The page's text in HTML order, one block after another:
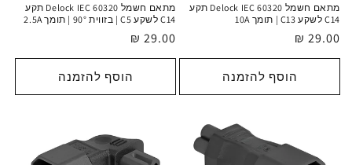
מתאם חשמל Delock IEC 60320 תקע
C14 לשקע C13 | תומך 10A
מחיר
רגיל
29.00 ₪
הוסף להזמנה
מתאם חשמל Delock IEC 60320 תקע
C14 לשקע C5 | בזווית 90° | תומך 2.5A
מחיר
רגיל
29.00 ₪
הוסף להזמנה